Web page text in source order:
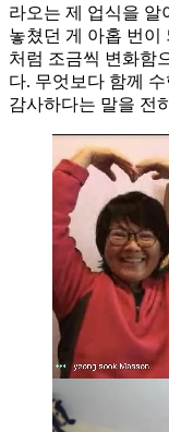
라오는 제 업식을 알
놓쳤던 게 아홉 번이
처럼 조금씩 변화함
다. 무엇보다 함께
감사하다는 말을 전